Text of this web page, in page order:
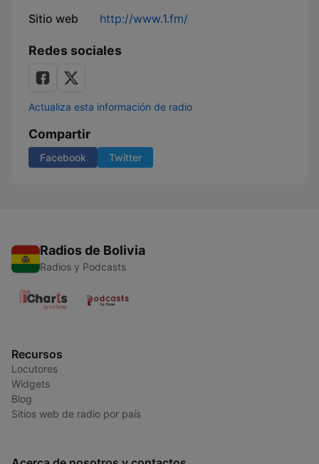
Sitio web http://www.1.fm/
Redes sociales
Actualiza esta información de radio
Compartir
Facebook Twitter
Radios de Bolivia
Radios y Podcasts
Recursos
Locutores
Widgets
Blog
Sitios web de radio por país